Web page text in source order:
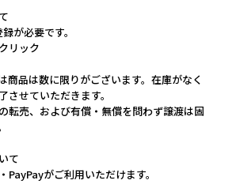
が必要です。
リック
商品は数に限りがございます。在庫がなく
させていただきます。
転売、および有償・無償を問わず譲渡は固
て
がご利用いただけます。